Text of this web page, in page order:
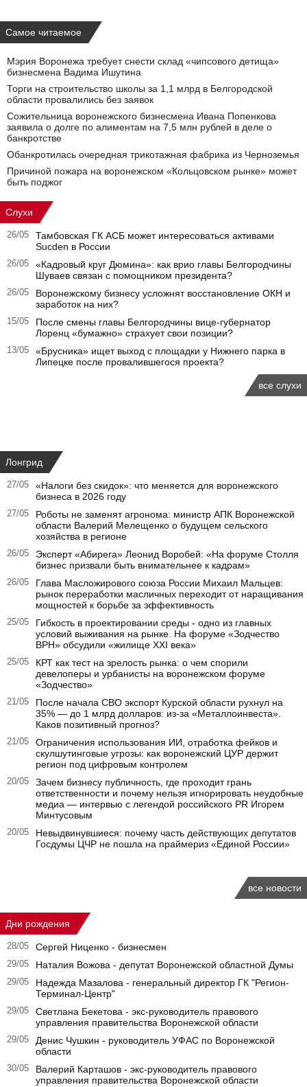
Самое читаемое
Мэрия Воронежа требует снести склад «чипсового детища»
бизнесмена Вадима Ишутина
Торги на строительство школы за 1,1 млрд в Белгородской
области провалились без заявок
Сожительница воронежского бизнесмена Ивана Попенкова
заявила о долге по алиментам на 7,5 млн рублей в деле о
банкротстве
Обанкротилась очередная трикотажная фабрика из Черноземья
Причиной пожара на воронежском «Кольцовском рынке» может
быть поджог
Слухи
26/05
Тамбовская ГК АСБ может интересоваться активами
Sucden в России
26/05
«Кадровый круг Дюмина»: как врио главы Белгородчины
Шуваев связан с помощником президента?
26/05
Воронежскому бизнесу усложнят восстановление ОКН и
заработок на них?
15/05
После смены главы Белгородчины вице-губернатор
Лоренц «бумажно» страхует свои позиции?
13/05
«Брусника» ищет выход с площадки у Нижнего парка в
Липецке после провалившегося проекта?
все слухи
Лонгрид
27/05
«Налоги без скидок»: что меняется для воронежского
бизнеса в 2026 году
27/05
Роботы не заменят агронома: министр АПК Воронежской
области Валерий Мелещенко о будущем сельского
хозяйства в регионе
26/05
Эксперт «Абирега» Леонид Воробей: «На форуме Столля
бизнес призвали быть внимательнее к кадрам»
26/05
Глава Масложирового союза России Михаил Мальцев:
рынок переработки масличных переходит от наращивания
мощностей к борьбе за эффективность
25/05
Гибкость в проектировании среды - одно из главных
условий выживания на рынке. На форуме «Зодчество
ВРН» обсудили «жилище XXI века»
25/05
КРТ как тест на зрелость рынка: о чем спорили
девелоперы и урбанисты на воронежском форуме
«Зодчество»
21/05
После начала СВО экспорт Курской области рухнул на
35% — до 1 млрд долларов: из-за «Металлоинвеста».
Каков позитивный прогноз?
21/05
Ограничения использования ИИ, отработка фейков и
скулшутинговые угрозы: как воронежский ЦУР держит
регион под цифровым контролем
20/05
Зачем бизнесу публичность, где проходит грань
ответственности и почему нельзя игнорировать неудобные
медиа — интервью с легендой российского PR Игорем
Минтусовым
20/05
Невыдвинувшиеся: почему часть действующих депутатов
Госдумы ЦЧР не пошла на праймериз «Единой России»
все новости
Дни рождения
28/05 Сергей Ниценко - бизнесмен
29/05 Наталия Вожова - депутат Воронежской областной Думы
29/05
Надежда Мазалова - генеральный директор ГК "Регион-
Терминал-Центр"
29/05
Светлана Бекетова - экс-руководитель правового
управления правительства Воронежской области
29/05
Денис Чушкин - руководитель УФАС по Воронежской
области
30/05
Валерий Карташов - экс-руководитель правового
управления правительства Воронежской области